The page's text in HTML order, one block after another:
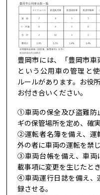
豊岡市には、「豊岡市車
という公用車の管理と
ルールがあります。お役
お付き合いください。
①車両の保全及び盗難防
ギの保管場所を定め、確
②運転者名簿を備え、運
外の者に車両の運転を禁じ
③車両台帳を備え、車両
載事項に変更を生じたと
④車両運行日誌を備え、
録させる。